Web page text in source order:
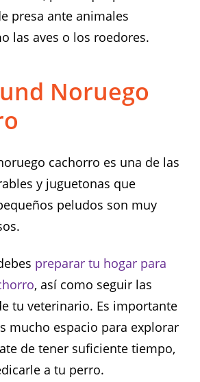
presa ante animales
las aves o los roedores.
Noruego
cachorro es una de las
y juguetonas que
peludos son muy
preparar tu hogar para
, así como seguir las
tu veterinario. Es importante
mucho espacio para explorar
de tener suficiente tiempo,
a tu perro.